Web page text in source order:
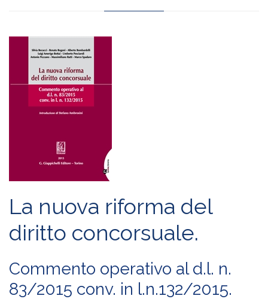
La nuova riforma del
diritto concorsuale.
Commento operativo al d.l. n.
83/2015 conv. in l.n.132/2015.